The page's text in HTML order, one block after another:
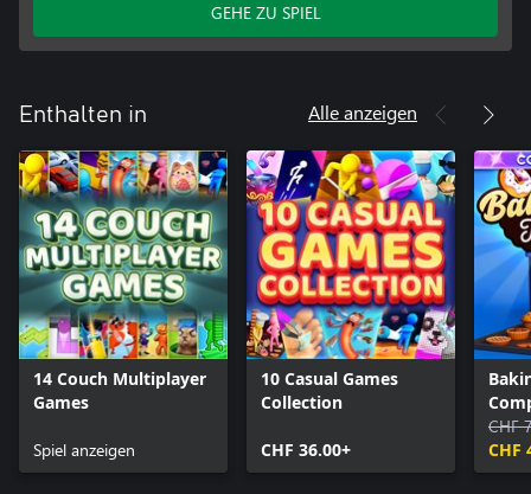
GEHE ZU SPIEL
Enthalten in Alle anzeigen
14 Couch Multiplayer
Games
Spiel anzeigen
10 Casual Games
Collection
CHF 36.00+
CHF
CHF